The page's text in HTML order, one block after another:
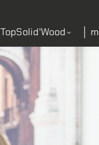
TopSolid'Wood │